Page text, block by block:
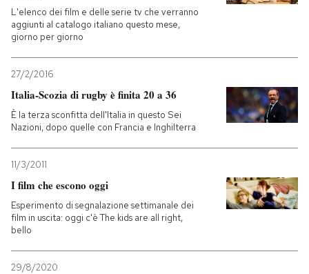
L'elenco dei film e delle serie tv che verranno
aggiunti al catalogo italiano questo mese,
giorno per giorno
27/2/2016
Italia-Scozia di rugby è finita 20 a 36
È la terza sconfitta dell'Italia in questo Sei
Nazioni, dopo quelle con Francia e Inghilterra
11/3/2011
I film che escono oggi
Esperimento di segnalazione settimanale dei
film in uscita: oggi c'è The kids are all right,
bello
29/8/2020